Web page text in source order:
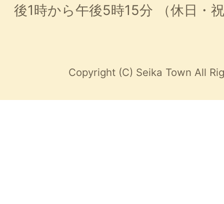
後1時から午後5時15分
（休日・
Copyright (C) Seika Town All